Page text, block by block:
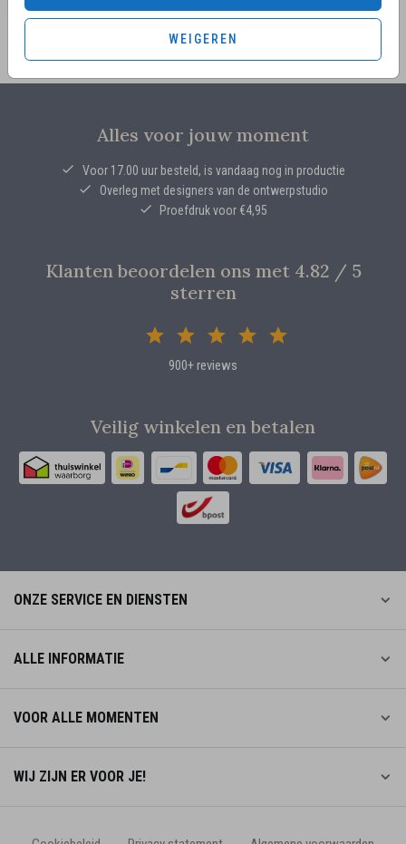
WEIGEREN
Alles voor jouw moment
Voor 17.00 uur besteld, is vandaag nog in productie
Overleg met designers van de ontwerpstudio
Proefdruk voor €4,95
Klanten beoordelen ons met 4.82 / 5
sterren
900+ reviews
Veilig winkelen en betalen
ONZE SERVICE EN DIENSTEN
ALLE INFORMATIE
VOOR ALLE MOMENTEN
WIJ ZIJN ER VOOR JE!